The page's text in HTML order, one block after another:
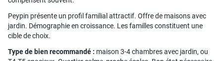
Peypin présente un profil familial attractif. Offre de maisons avec
jardin. Démographie en croissance. Les familles constituent une
cible de choix.
Type de bien recommandé : maison 3-4 chambres avec jardin, ou